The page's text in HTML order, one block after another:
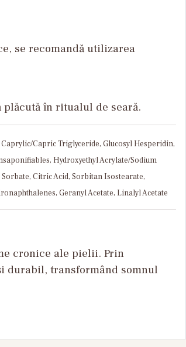
se recomandă utilizarea
în ritualul de seară.
Capric Triglyceride, Glucosyl Hesperidin,
Hydroxyethyl Acrylate/Sodium
Citric Acid, Sorbitan Isostearate,
Geranyl Acetate, Linalyl Acetate
cronice ale pielii. Prin
durabil, transformând somnul